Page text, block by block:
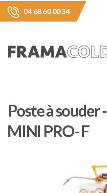
04 68 60 00 34
Poste à souder -
MINI PRO- F